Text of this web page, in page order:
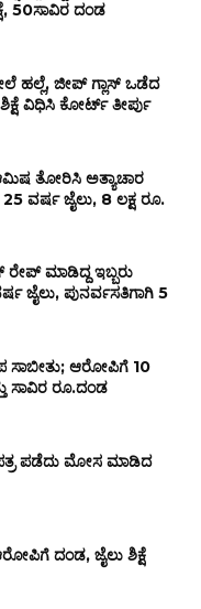
50ಸಾವಿರ ದಂಡ
ಹಲ್ಲೆ, ಜೀಪ್ ಗ್ಲಾಸ್ ಒಡೆದ
ವಿಧಿಸಿ ಕೋರ್ಟ್ ತೀರ್ಪು
ತೋರಿಸಿ ಅತ್ಯಾಚಾರ
ವರ್ಷ ಜೈಲು, 8 ಲಕ್ಷ ರೂ.
ರೇಪ್ ಮಾಡಿದ್ದ ಇಬ್ಬರು
ಜೈಲು, ಪುನರ್ವಸತಿಗಾಗಿ 5
ಆರೋಪಿಗೆ 10
ಸಾವಿರ ರೂ.ದಂಡ
ಪಡೆದು ಮೋಸ ಮಾಡಿದ
ದಂಡ, ಜೈಲು ಶಿಕ್ಷೆ